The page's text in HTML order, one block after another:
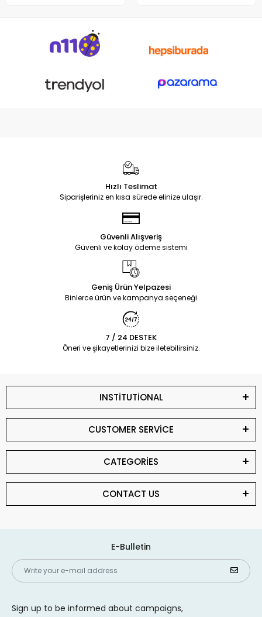
Hızlı Teslimat
Siparişleriniz en kısa sürede elinize ulaşır.
Güvenli Alışveriş
Güvenli ve kolay ödeme sistemi
Geniş Ürün Yelpazesi
Binlerce ürün ve kampanya seçeneği
7 / 24 DESTEK
Öneri ve şikayetlerinizi bize iletebilirsiniz.
INSTİTUTİONAL
CUSTOMER SERVİCE
CATEGORİES
CONTACT US
E-Bulletin
Sign up to be informed about campaigns,